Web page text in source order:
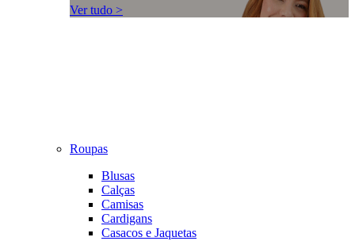
Ver tudo >
Roupas
Blusas
Calças
Camisas
Cardigans
Casacos e Jaquetas